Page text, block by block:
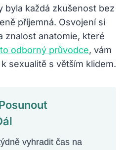
byla každá zkušenost bez
příjemná. Osvojení si
znalost anatomie, které
odborný průvodce, vám
sexualitě s větším klidem.
vyhradit čas na